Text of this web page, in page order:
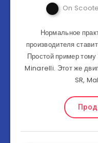
On
Нормальное
производителя
Простой пример
Minarelli. Этот же
SR,